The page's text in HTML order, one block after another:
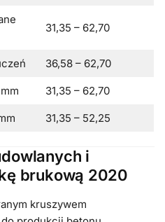
31,35 – 62,70
36,58 – 62,70
31,35 – 62,70
31,35 – 52,25
i
brukową 2020
kruszywem